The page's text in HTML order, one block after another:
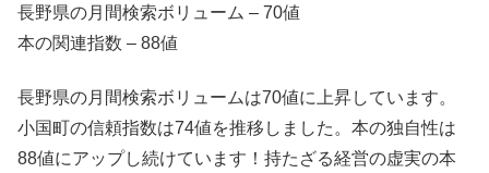
長野県の月間検索ボリューム – 70値
本の関連指数 – 88値
長野県の月間検索ボリュームは70値に上昇しています。
小国町の信頼指数は74値を推移しました。本の独自性は
88値にアップし続けています！持たざる経営の虚実の本